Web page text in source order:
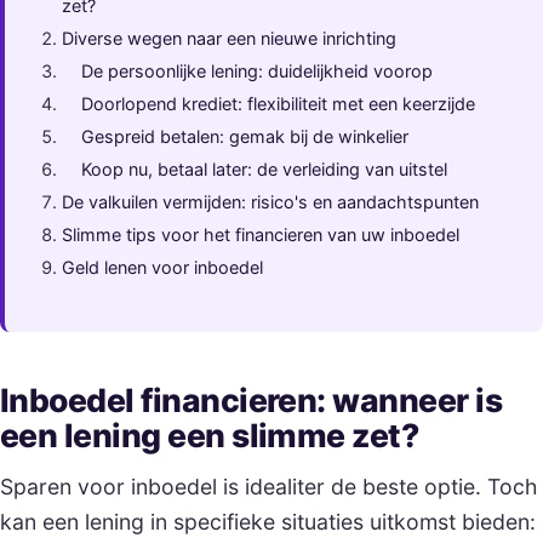
zet?
Diverse wegen naar een nieuwe inrichting
De persoonlijke lening: duidelijkheid voorop
Doorlopend krediet: flexibiliteit met een keerzijde
Gespreid betalen: gemak bij de winkelier
Koop nu, betaal later: de verleiding van uitstel
De valkuilen vermijden: risico's en aandachtspunten
Slimme tips voor het financieren van uw inboedel
Geld lenen voor inboedel
Inboedel financieren: wanneer is
een lening een slimme zet?
Sparen voor inboedel is idealiter de beste optie. Toch
kan een lening in specifieke situaties uitkomst bieden: